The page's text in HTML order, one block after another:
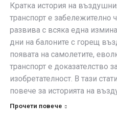
Кратка история на
транспорт е
развива с всяка една
дни на балоните с горещ
появата на самолетите,
транспорт е доказателство
изобретателност. В тази
повече за историята на
Прочети повече